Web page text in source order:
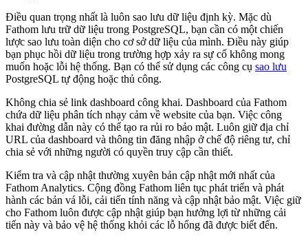
Điều quan trọng nhất là luôn sao lưu dữ liệu định kỳ. Mặc dù
Fathom lưu trữ dữ liệu trong PostgreSQL, bạn cần có một chiến
lược sao lưu toàn diện cho cơ sở dữ liệu của mình. Điều này giúp
bạn phục hồi dữ liệu trong trường hợp xảy ra sự cố không mong
muốn hoặc lỗi hệ thống. Bạn có thể sử dụng các công cụ sao lưu
PostgreSQL tự động hoặc thủ công.
Không chia sẻ link dashboard công khai. Dashboard của Fathom
chứa dữ liệu phân tích nhạy cảm về website của bạn. Việc công
khai đường dẫn này có thể tạo ra rủi ro bảo mật. Luôn giữ địa chỉ
URL của dashboard và thông tin đăng nhập ở chế độ riêng tư, chỉ
chia sẻ với những người có quyền truy cập cần thiết.
Kiểm tra và cập nhật thường xuyên bản cập nhật mới nhất của
Fathom Analytics. Cộng đồng Fathom liên tục phát triển và phát
hành các bản vá lỗi, cải tiến tính năng và cập nhật bảo mật. Việc giữ
cho Fathom luôn được cập nhật giúp bạn hưởng lợi từ những cải
tiến này và bảo vệ hệ thống khỏi các lỗ hổng đã được biết đến.